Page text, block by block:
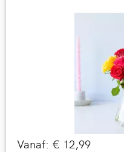
Vanaf: € 12,99